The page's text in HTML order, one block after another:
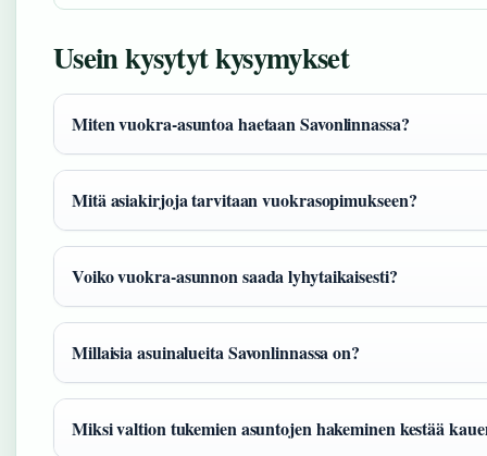
Usein kysytyt kysymykset
Miten vuokra-asuntoa haetaan Savonlinnassa?
Mitä asiakirjoja tarvitaan vuokrasopimukseen?
Voiko vuokra-asunnon saada lyhytaikaisesti?
Millaisia asuinalueita Savonlinnassa on?
Miksi valtion tukemien asuntojen hakeminen kestää